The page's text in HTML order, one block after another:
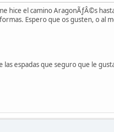
hice el camino AragonÃƒÂ©s
Espero que os gusten, o al
espadas que seguro que le